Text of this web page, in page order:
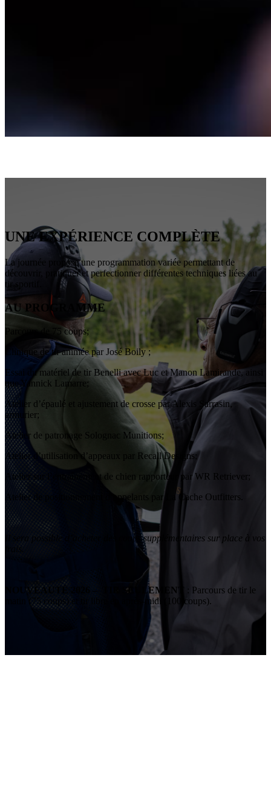
UNE EXPÉRIENCE COMPLÈTE
La journée propose une programmation variée permettant de
découvrir, pratiquer et perfectionner différentes techniques liées au
tir sportif.
AU PROGRAMME
Parcours de 75 coups;
Clinique de tir animée par José Boily ;
Essai du matériel de tir Benelli avec Luc et Manon Lamirande, ainsi
que Yannick Lamarre;
Atelier d’épaulé et ajustement de crosse par Alexis Sarrasin,
armurier;
Atelier de patronage Solognac Munitions;
Atelier d’utilisation d’appeaux par Recall Designs;
Atelier sur l’entraînement de chien rapporteur par WR Retriever;
Atelier de positionnement d’appelants par La Cache Outfitters.
Il sera possible d’acheter des coups supplémentaires sur place à vos
NOUVEAUTÉ 2026 – TIR SEULEMENT
: Parcours de tir le
matin (75 coups) et tir libre en après-midi (100 coups).